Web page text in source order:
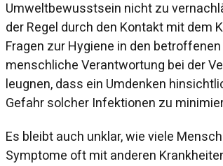
Umweltbewusstsein nicht zu
der Regel durch den Kontakt mit dem
Fragen zur Hygiene in den
menschliche Verantwortung bei der
leugnen, dass ein Umdenken
Gefahr solcher Infektionen zu
Es bleibt auch unklar, wie viele
Symptome oft mit anderen